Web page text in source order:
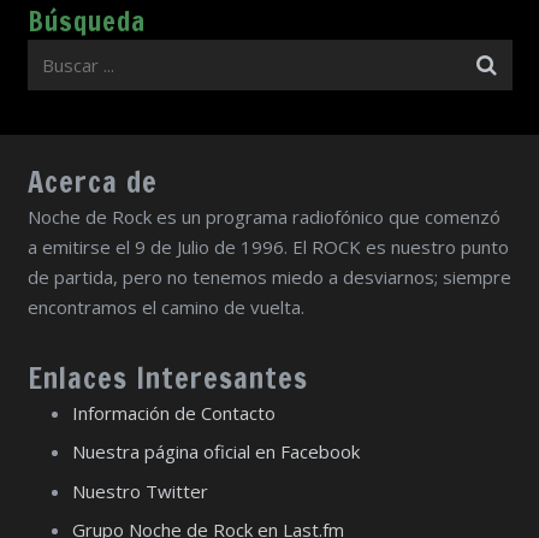
Búsqueda
Acerca de
Noche de Rock es un programa radiofónico que comenzó
a emitirse el 9 de Julio de 1996. El ROCK es nuestro punto
de partida, pero no tenemos miedo a desviarnos; siempre
encontramos el camino de vuelta.
Enlaces Interesantes
Información de Contacto
Nuestra página oficial en Facebook
Nuestro Twitter
Grupo Noche de Rock en Last.fm